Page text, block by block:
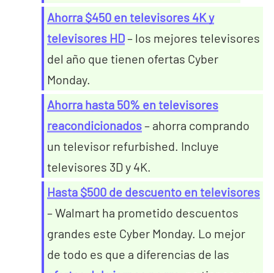
Ahorra $450 en televisores 4K y
televisores HD– los mejores televisores
del año que tienen ofertas Cyber
Monday.
Ahorra hasta 50% en televisores
reacondicionados– ahorra comprando
un televisor refurbished. Incluye
televisores 3D y 4K.
Hasta $500 de descuento en televisores
– Walmart ha prometido descuentos
grandes este Cyber Monday. Lo mejor
de todo es que a diferencias de las